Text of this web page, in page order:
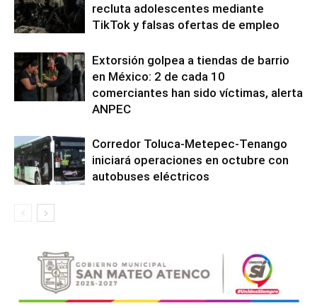
recluta adolescentes mediante
TikTok y falsas ofertas de empleo
Extorsión golpea a tiendas de barrio
en México: 2 de cada 10
comerciantes han sido víctimas, alerta
ANPEC
Corredor Toluca-Metepec-Tenango
iniciará operaciones en octubre con
autobuses eléctricos